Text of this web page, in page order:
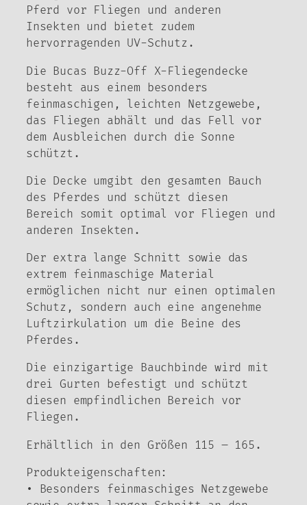
Pferd vor Fliegen und anderen
Insekten und bietet zudem
hervorragenden UV-Schutz.
Die Bucas Buzz-Off X-Fliegendecke
besteht aus einem besonders
feinmaschigen, leichten Netzgewebe,
das Fliegen abhält und das Fell vor
dem Ausbleichen durch die Sonne
schützt.
Die Decke umgibt den gesamten Bauch
des Pferdes und schützt diesen
Bereich somit optimal vor Fliegen und
anderen Insekten.
Der extra lange Schnitt sowie das
extrem feinmaschige Material
ermöglichen nicht nur einen optimalen
Schutz, sondern auch eine angenehme
Luftzirkulation um die Beine des
Pferdes.
Die einzigartige Bauchbinde wird mit
drei Gurten befestigt und schützt
diesen empfindlichen Bereich vor
Fliegen.
Erhältlich in den Größen 115 – 165.
Produkteigenschaften:
• Besonders feinmaschiges Netzgewebe